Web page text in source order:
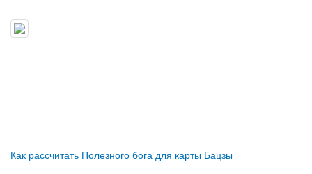
Как рассчитать Полезного бога для карты Бацзы